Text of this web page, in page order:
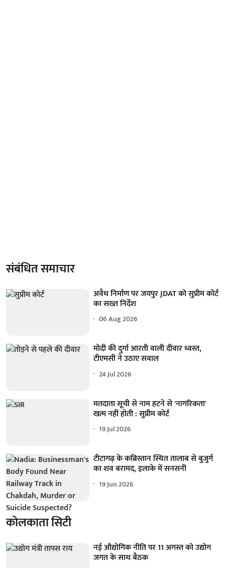
संबंधित समाचार
अवैध निर्माण पर जयपुर JDAT को सुप्रीम कोर्ट
का सख्त निर्देश
06 Aug 2026
मोदी की दुर्गा आरती वाली दीवार ध्वस्त,
टीएमसी ने उठाए सवाल
24 Jul 2026
मतदाता सूची से नाम हटने से 'नागरिकता'
खत्म नहीं होती : सुप्रीम कोर्ट
19 Jul 2026
टीटागढ़ के कब्रिस्तान स्थित तालाब से बुजुर्ग
का शव बरामद, इलाके में सनसनी
19 Jun 2026
कोलकाता सिटी
नई औद्योगिक नीति पर 11 अगस्त को उद्योग
जगत के साथ बैठक